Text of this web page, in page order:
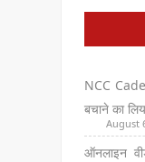
NCC
बचाने का
August
ऑनलाइन